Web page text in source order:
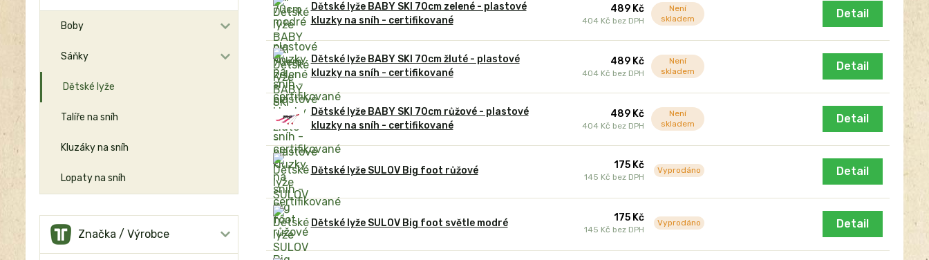
Boby
Sáňky
Dětské lyže
Talíře na sníh
Kluzáky na sníh
Lopaty na sníh
Značka / Výrobce
Dětské lyže BABY SKI 70cm zelené - plastové
kluzky na sníh - certifikované
489 Kč
404 Kč bez DPH
Není
skladem
Detail
Dětské lyže BABY SKI 70cm žluté - plastové
kluzky na sníh - certifikované
489 Kč
404 Kč bez DPH
Není
skladem
Detail
Dětské lyže BABY SKI 70cm růžové - plastové
kluzky na sníh - certifikované
489 Kč
404 Kč bez DPH
Není
skladem
Detail
Dětské lyže SULOV Big foot růžové 175 Kč
145 Kč bez DPH
Vyprodáno Detail
Dětské lyže SULOV Big foot světle modré 175 Kč
145 Kč bez DPH
Vyprodáno Detail